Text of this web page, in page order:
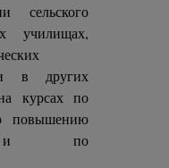
сельского
училищах,
в других
курсах по
повышению
и по